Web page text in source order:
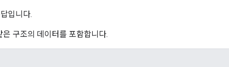
입니다.
구조의 데이터를 포함합니다.